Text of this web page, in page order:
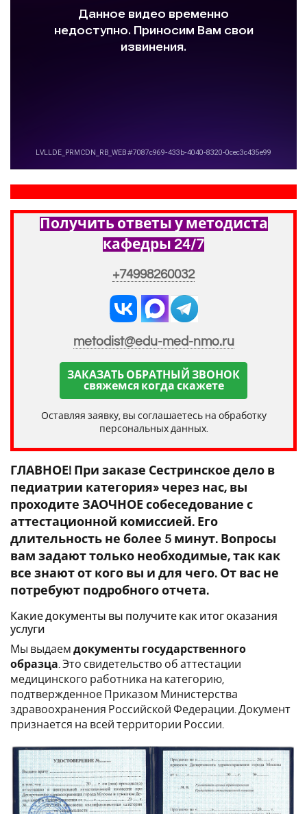
Получить ответы у методиста
кафедры 24/7
+74998260032
metodist@edu-med-nmo.ru
ЗАКАЗАТЬ ОБРАТНЫЙ ЗВОНОК
свяжемся когда скажете
Оставляя заявку, вы соглашаетесь на обработку
персональных данных.
ГЛАВНОЕ! При заказе Сестринское дело в
педиатрии категория» через нас, вы
проходите ЗАОЧНОЕ собеседование с
аттестационной комиссией. Его
длительность не более 5 минут. Вопросы
вам задают только необходимые, так как
все знают от кого вы и для чего. От вас не
потребуют подробного отчета.
Какие документы вы получите как итог оказания
услуги
Мы выдаем документы государственного
образца . Это свидетельство об аттестации
медицинского работника на категорию,
подтвержденное Приказом Министерства
здравоохранения Российской Федерации. Документ
признается на всей территории России.